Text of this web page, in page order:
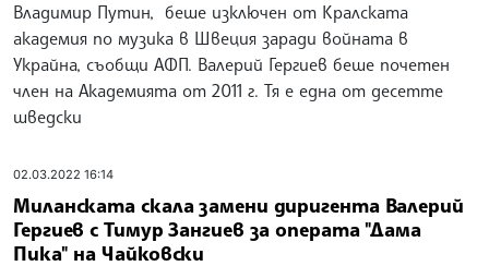
Владимир Путин, беше изключен от Кралската
академия по музика в Швеция заради войната в
Украйна, съобщи АФП. Валерий Гергиев беше почетен
член на Академията от 2011 г. Тя е една от десетте
шведски
02.03.2022 16:14
Миланската скала замени диригента Валерий
Гергиев с Тимур Зангиев за операта "Дама
Пика" на Чайковски